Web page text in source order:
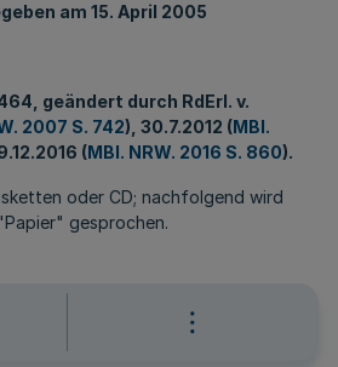
am 15. April 2005
geändert durch RdErl. v.
2007 S. 742), 30.7.2012 (MBl.
(MBl. NRW. 2016 S. 860).
oder CD; nachfolgend wird
gesprochen.